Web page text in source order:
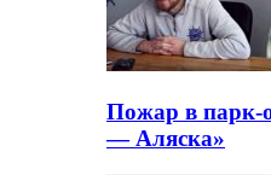
Пожар в парк-
— Аляска»